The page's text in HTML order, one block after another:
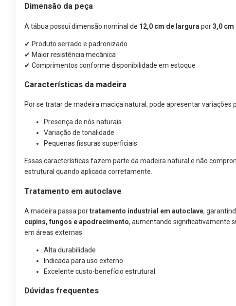
Dimensão da peça
A tábua possui dimensão nominal de 12,0 cm de largura por3,0 cm
✔ Produto serrado e padronizado
✔ Maior resistência mecânica
✔ Comprimentos conforme disponibilidade em estoque
Características da madeira
Por se tratar de madeira maciça natural, pode apresentar variações
Presença de nós naturais
Variação de tonalidade
Pequenas fissuras superficiais
Essas características fazem parte da madeira natural e não
estrutural quando aplicada corretamente.
Tratamento em autoclave
A madeira passa portratamento industrial em autoclave,
cupins, fungos e apodrecimento, aumentando significativamente
em áreas externas.
Alta durabilidade
Indicada para uso externo
Excelente custo-benefício estrutural
Dúvidas frequentes